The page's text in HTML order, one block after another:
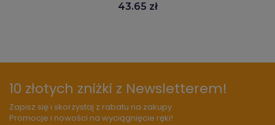
43.65 zł
10 złotych zniżki z Newsletterem!
Zapisz się i skorzystaj z rabatu na zakupy.
Promocje i nowości na wyciągnięcie ręki!